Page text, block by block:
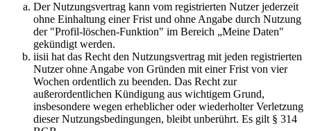
Der Nutzungsvertrag kann vom registrierten Nutzer jederzeit
ohne Einhaltung einer Frist und ohne Angabe durch Nutzung
der "Profil-löschen-Funktion" im Bereich „Meine Daten"
gekündigt werden.
iisii hat das Recht den Nutzungsvertrag mit jeden registrierten
Nutzer ohne Angabe von Gründen mit einer Frist von vier
Wochen ordentlich zu beenden. Das Recht zur
außerordentlichen Kündigung aus wichtigem Grund,
insbesondere wegen erheblicher oder wiederholter Verletzung
dieser Nutzungsbedingungen, bleibt unberührt. Es gilt § 314